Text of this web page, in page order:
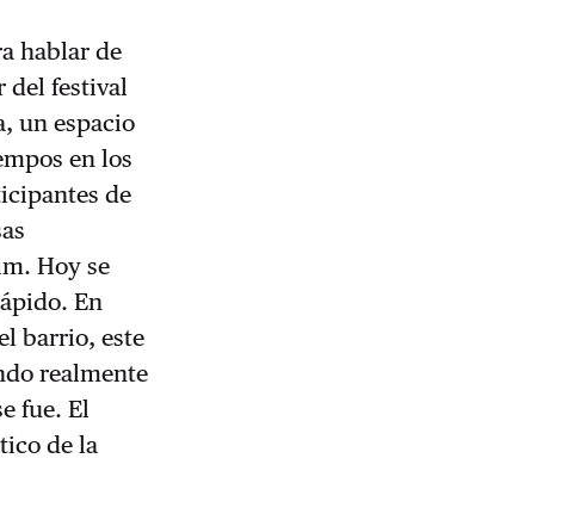
hablar de
del festival
un espacio
en los
de
Hoy se
En
barrio, este
realmente
fue. El
de la